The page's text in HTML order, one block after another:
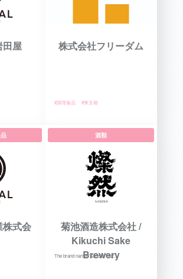
田屋 株式会社フリーダム
#調理食品 #東京都
株式会
酒類
菊池酒造株式会社 /
Kikuchi Sake
Brewery
The brand name "Sanzen" ser...